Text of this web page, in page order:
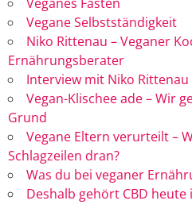
Vegane Selbstständigkeit
Niko Rittenau – Veganer
Ernährungsberater
Interview mit Niko Rittenau
Vegan-Klischee ade – Wir
Grund
Vegane Eltern verurteilt –
Schlagzeilen dran?
Was du bei veganer
Deshalb gehört CBD heute